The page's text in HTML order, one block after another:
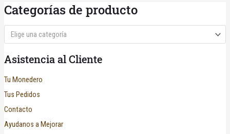
Categorías de producto
Elige una categoría
Asistencia al Cliente
Tu Monedero
Tus Pedidos
Contacto
Ayudanos a Mejorar